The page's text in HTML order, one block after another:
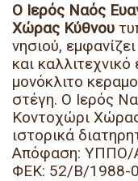
Ο Ιερός Ναός
Χώρας Κύθνου
νησιού,
και
μονόκλιτο
στέγη. Ο Ιερός
Κοντοχώρι
ιστορικά
Απόφαση:
ΦΕΚ: 52/Β/1988-